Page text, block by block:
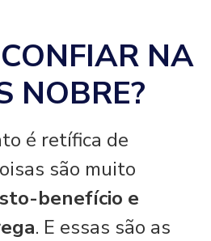
NA
NOBRE?
é retífica de
são muito
benefício e
. E essas são as